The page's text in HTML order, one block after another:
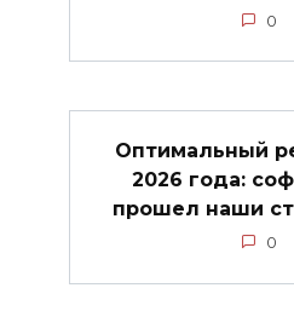
0
Оптимальный
2026 года:
прошел наши
0